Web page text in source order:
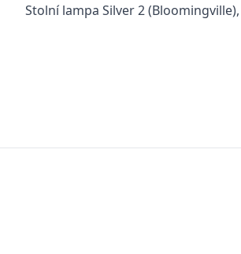
Stolní lampa Silver 2